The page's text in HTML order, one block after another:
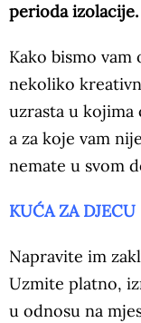
periodaizolacije.
Kako bismo vam
nekoliko
uzrasta u kojima
a za koje vam
nemate u svom
KUĆA ZA DJECU
Napravite im
Uzmite platno,
u odnosu na